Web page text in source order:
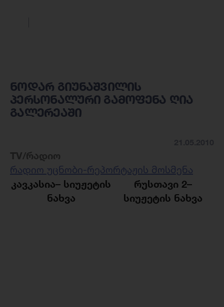
ნოდარ გიუნაშვილის
პერსონალური გამოფენა ღია
გალერეაში
TV/რადიო
რადიო უცნობი-რეპორტაჟის მოსმენა
კავკასია– სიუჟეტის
ნახვა
რუსთავი 2–
სიუჟეტის ნახვა